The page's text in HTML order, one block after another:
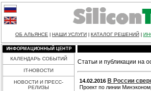
ОБ АЛЬЯНСЕ НАШИ УСЛУГИ КАТАЛОГ РЕШЕНИЙ
ИНФОРМАЦИОННЫЙ ЦЕНТР
КАЛЕНДАРЬ СОБЫТИЙ
IT-НОВОСТИ
НОВОСТИ И ПРЕСС-
РЕЛИЗЫ
Статьи и публикации на
14.02.2016 В России
Проект по линии